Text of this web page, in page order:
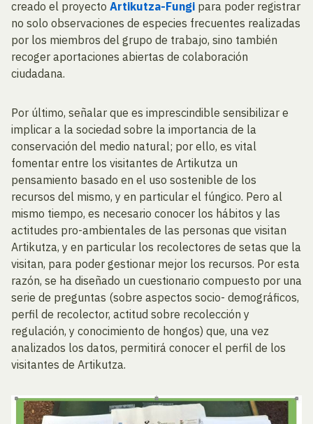
creado el proyecto Artikutza-Fungi para poder registrar
no solo observaciones de especies frecuentes realizadas
por los miembros del grupo de trabajo, sino también
recoger aportaciones abiertas de colaboración
ciudadana.
Por último, señalar que es imprescindible sensibilizar e
implicar a la sociedad sobre la importancia de la
conservación del medio natural; por ello, es vital
fomentar entre los visitantes de Artikutza un
pensamiento basado en el uso sostenible de los
recursos del mismo, y en particular el fúngico. Pero al
mismo tiempo, es necesario conocer los hábitos y las
actitudes pro-ambientales de las personas que visitan
Artikutza, y en particular los recolectores de setas que la
visitan, para poder gestionar mejor los recursos. Por esta
razón, se ha diseñado un cuestionario compuesto por una
serie de preguntas (sobre aspectos socio- demográficos,
perfil de recolector, actitud sobre recolección y
regulación, y conocimiento de hongos) que, una vez
analizados los datos, permitirá conocer el perfil de los
visitantes de Artikutza.